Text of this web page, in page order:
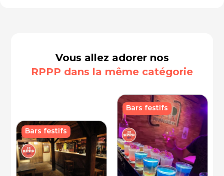
Vous allez adorer nos
RPPP dans la même catégorie
Bars festifs
Bars festifs